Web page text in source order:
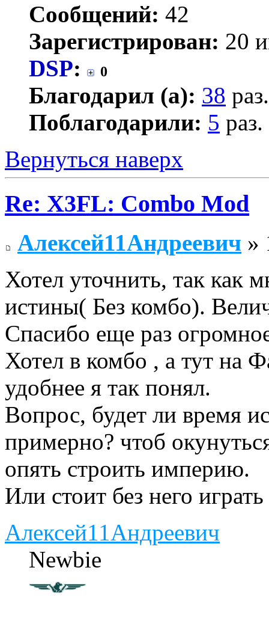
Сообщений: 42
Зарегистрирован: 20
DSP: 0
Благодарил (а): 38 раз.
Поблагодарили: 5 раз.
Вернуться наверх
Re: X3FL: Combo Mod
Алексей11Андреевич »
Хотел уточнить, так как
истины( Без комбо).
Спасибо еще раз
Хотел в комбо , а тут на
удобнее я так понял.
Вопрос, будет ли время
примерно? чтоб
опять строить империю.
Или стоит без него
Алексей11Андреевич
Newbie